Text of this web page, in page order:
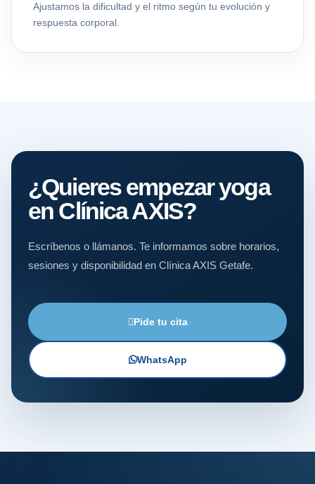
Ajustamos la dificultad y el ritmo según tu evolución y
respuesta corporal.
¿Quieres empezar yoga
en Clínica AXIS?
Escríbenos o llámanos. Te informamos sobre horarios,
sesiones y disponibilidad en Clínica AXIS Getafe.
Pide tu cita
WhatsApp